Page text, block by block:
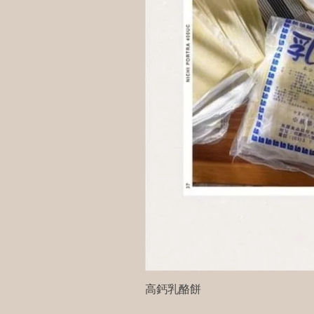
高鈣乳酪餅